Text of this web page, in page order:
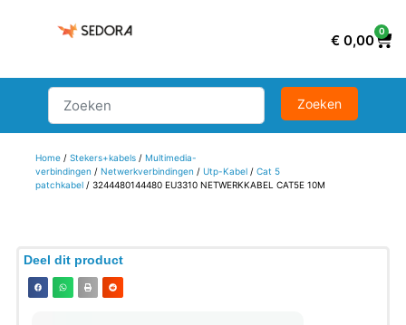
€ 0,00
0
Home/ Stekers+kabels/ Multimedia-
verbindingen / Netwerkverbindingen / Utp-Kabel/ Cat 5
patchkabel/ 3244480144480 EU3310 NETWERKKABEL CAT5E 10M
Deel dit product